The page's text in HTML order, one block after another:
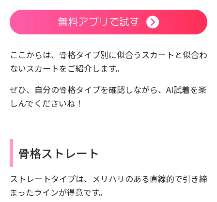
ここからは、骨格タイプ別に似合うスカートと似合わ
ないスカートをご紹介します。
ぜひ、自分の骨格タイプを確認しながら、AI試着を楽
しんでくださいね！
骨格ストレート
ストレートタイプは、メリハリのある直線的で引き締
まったラインが得意です。